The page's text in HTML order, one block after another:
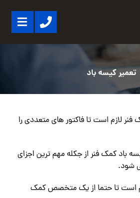
تعمیر کیسه باد
فنر لازم است تا فاکتور های متعددی را
باد کمک فنر از جکله مهم ترین اجزای
شود.
است تا حتما از یک متخصص کمک